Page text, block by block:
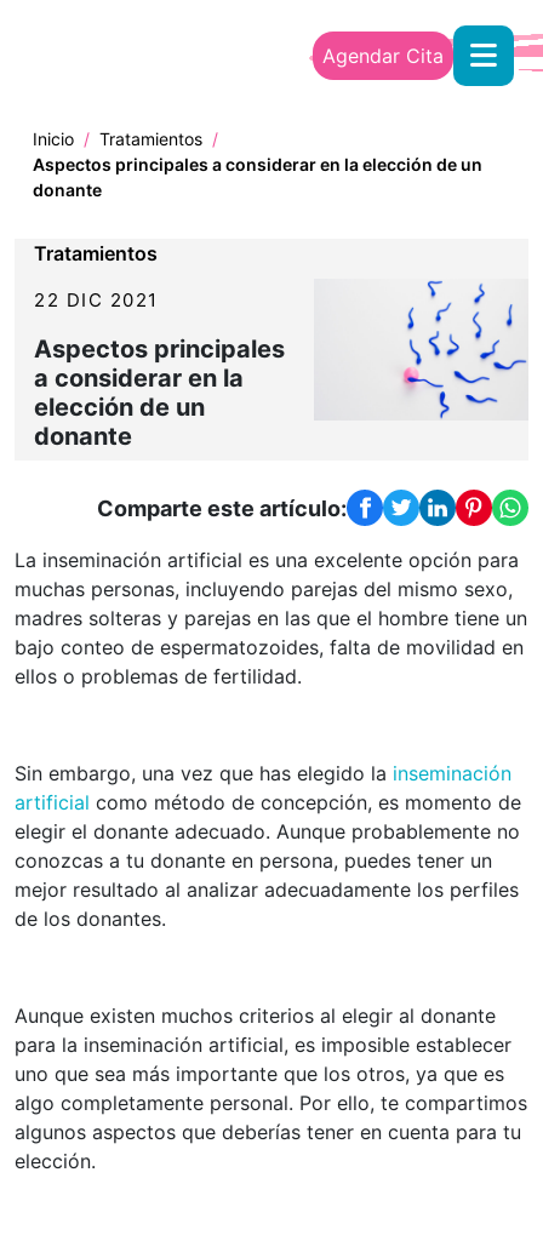
Agendar Cita
Inicio / Tratamientos /
Aspectos principales a considerar en la elección de un
donante
Tratamientos
22 DIC 2021
Aspectos principales
a considerar en la
elección de un
donante
Comparte este artículo:
La inseminación artificial es una excelente opción para
muchas personas, incluyendo parejas del mismo sexo,
madres solteras y parejas en las que el hombre tiene un
bajo conteo de espermatozoides, falta de movilidad en
ellos o problemas de fertilidad.
Sin embargo, una vez que has elegido la inseminación
artificial como método de concepción, es momento de
elegir el donante adecuado. Aunque probablemente no
conozcas a tu donante en persona, puedes tener un
mejor resultado al analizar adecuadamente los perfiles
de los donantes.
Aunque existen muchos criterios al elegir al donante
para la inseminación artificial, es imposible establecer
uno que sea más importante que los otros, ya que es
algo completamente personal. Por ello, te compartimos
algunos aspectos que deberías tener en cuenta para tu
elección.